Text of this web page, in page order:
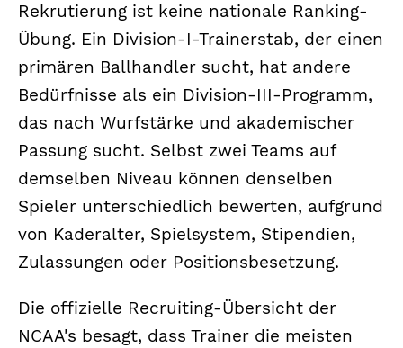
Rekrutierung ist keine nationale Ranking-
Übung. Ein Division-I-Trainerstab, der einen
primären Ballhandler sucht, hat andere
Bedürfnisse als ein Division-III-Programm,
das nach Wurfstärke und akademischer
Passung sucht. Selbst zwei Teams auf
demselben Niveau können denselben
Spieler unterschiedlich bewerten, aufgrund
von Kaderalter, Spielsystem, Stipendien,
Zulassungen oder Positionsbesetzung.
Die offizielle Recruiting-Übersicht der
NCAA's besagt, dass Trainer die meisten